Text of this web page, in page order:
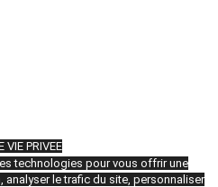
VIE PRIVEE
technologies pour vous offrir une
analyser le trafic du site, personnaliser